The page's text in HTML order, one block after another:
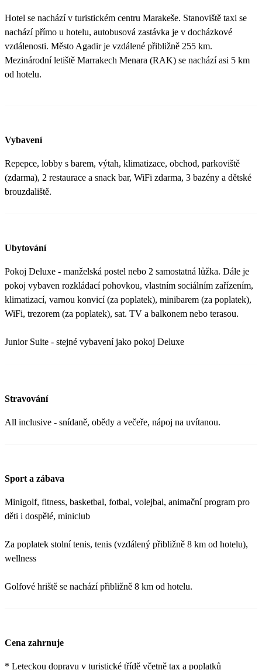
Hotel se nachází v turistickém centru Marakeše. Stanoviště taxi se
nachází přímo u hotelu, autobusová zastávka je v docházkové
vzdálenosti. Město Agadir je vzdálené přibližně 255 km.
Mezinárodní letiště Marrakech Menara (RAK) se nachází asi 5 km
od hotelu.
Vybavení
Repepce, lobby s barem, výtah, klimatizace, obchod, parkoviště
(zdarma), 2 restaurace a snack bar, WiFi zdarma, 3 bazény a dětské
brouzdaliště.
Ubytování
Pokoj Deluxe - manželská postel nebo 2 samostatná lůžka. Dále je
pokoj vybaven rozkládací pohovkou, vlastním sociálním zařízením,
klimatizací, varnou konvicí (za poplatek), minibarem (za poplatek),
WiFi, trezorem (za poplatek), sat. TV a balkonem nebo terasou.
Junior Suite - stejné vybavení jako pokoj Deluxe
Stravování
All inclusive - snídaně, obědy a večeře, nápoj na uvítanou.
Sport a zábava
Minigolf, fitness, basketbal, fotbal, volejbal, animační program pro
děti i dospělé, miniclub
Za poplatek stolní tenis, tenis (vzdálený přibližně 8 km od hotelu),
wellness
Golfové hriště se nachází přibližně 8 km od hotelu.
Cena zahrnuje
* Leteckou dopravu v turistické třídě včetně tax a poplatků